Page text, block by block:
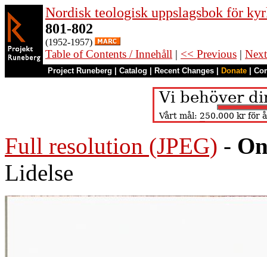
Nordisk teologisk uppslagsbok för
801-802
(1952-1957)
Table of Contents / Innehåll | << Previous |
Project Runeberg Catalog Recent Changes Donate
Full resolution (JPEG) -
Lidelse